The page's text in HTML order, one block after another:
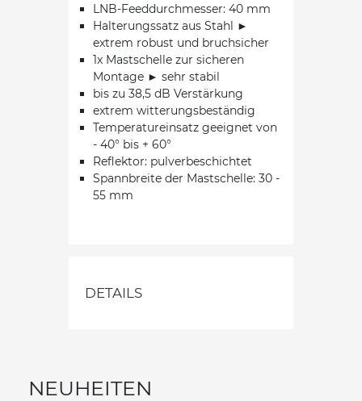
LNB-Feeddurchmesser: 40 mm
Halterungssatz aus Stahl ►
extrem robust und bruchsicher
1x Mastschelle zur sicheren
Montage ► sehr stabil
bis zu 38,5 dB Verstärkung
extrem witterungsbeständig
Temperatureinsatz geeignet von
- 40° bis + 60°
Reflektor: pulverbeschichtet
Spannbreite der Mastschelle: 30 -
55 mm
DETAILS
NEUHEITEN